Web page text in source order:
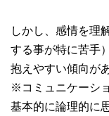
しかし、感情を理
する事が特に苦手
抱えやすい傾向が
※コミュニケーシ
基本的に論理的に